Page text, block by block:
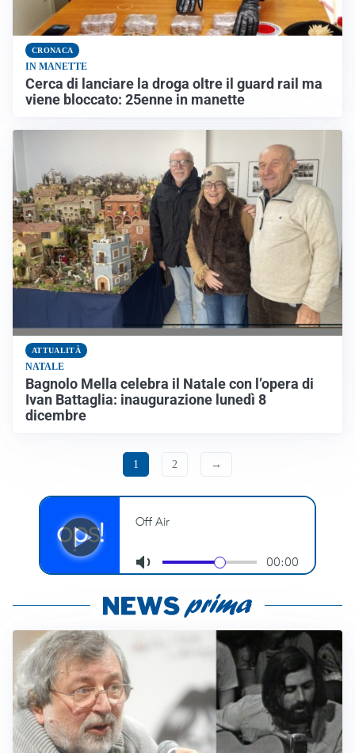
CRONACA
IN MANETTE
Cerca di lanciare la droga oltre il guard rail ma
viene bloccato: 25enne in manette
ATTUALITÀ
NATALE
Bagnolo Mella celebra il Natale con l’opera di
Ivan Battaglia: inaugurazione lunedì 8
dicembre
1 2 →